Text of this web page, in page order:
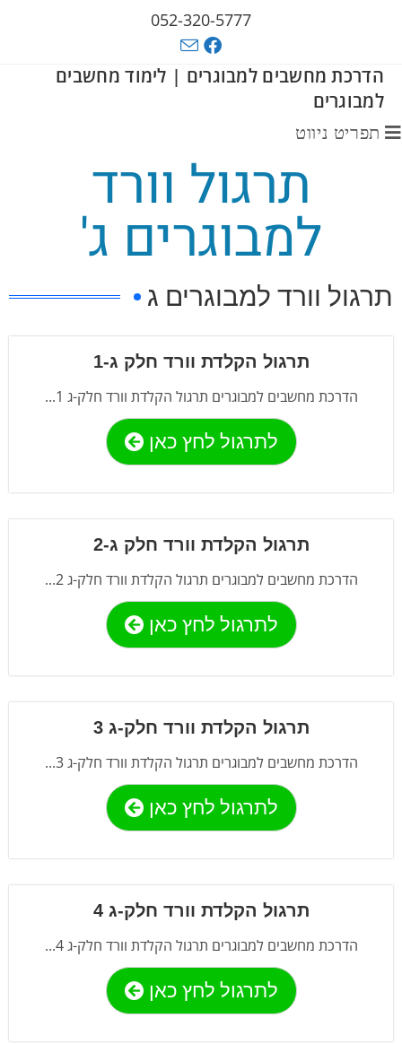
052-320-5777
הדרכת מחשבים למבוגרים | לימוד מחשבים
למבוגרים
תפריט ניווט
תרגול וורד
למבוגרים ג'
תרגול וורד למבוגרים ג
תרגול הקלדת וורד חלק ג-1
הדרכת מחשבים למבוגרים תרגול הקלדת וורד חלק-ג 1...
לתרגול לחץ כאן
תרגול הקלדת וורד חלק ג-2
הדרכת מחשבים למבוגרים תרגול הקלדת וורד חלק-ג 2...
לתרגול לחץ כאן
תרגול הקלדת וורד חלק-ג 3
הדרכת מחשבים למבוגרים תרגול הקלדת וורד חלק-ג 3...
לתרגול לחץ כאן
תרגול הקלדת וורד חלק-ג 4
הדרכת מחשבים למבוגרים תרגול הקלדת וורד חלק-ג 4...
לתרגול לחץ כאן